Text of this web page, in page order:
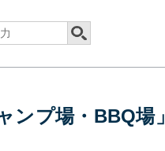
ンプ場・BBQ場」